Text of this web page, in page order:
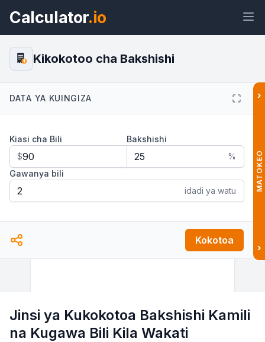
Calculator.io
Muhtasari Kikokotoo cha Bakshishi:
Kugawa Bili kwa Urahisi Wijeti
$ Kikokotoo cha Bakshishi
DATA YA KUINGIZA
Kiasi cha Bili
$
Bakshishi
%
Gawanya bili
idadi ya watu
Kokotoa
›
MATOKEO
›
Jinsi ya Kukokotoa Bakshishi Kamili
na Kugawa Bili Kila Wakati